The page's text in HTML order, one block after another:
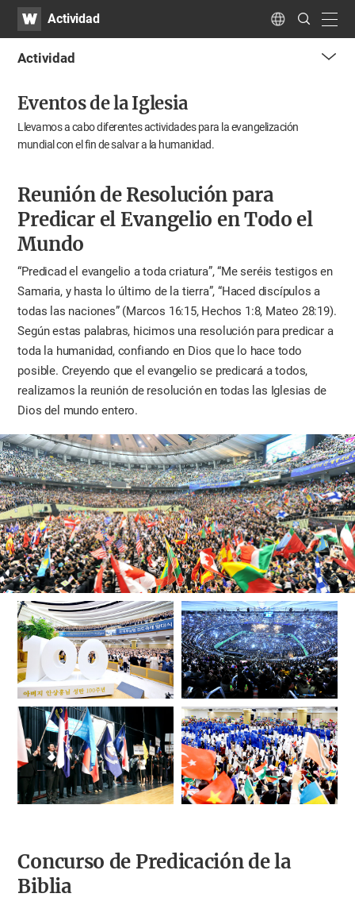
WATVActividad Language
Search
Submit
Actividad
Eventos de la Iglesia
Llevamos a cabo diferentes actividades para la evangelización
mundial con el fin de salvar a la humanidad.
Reunión de Resolución para
Predicar el Evangelio en Todo el
Mundo
“Predicad el evangelio a toda criatura”, “Me seréis testigos en
Samaria, y hasta lo último de la tierra”, “Haced discípulos a
todas las naciones” (Marcos 16:15, Hechos 1:8, Mateo 28:19).
Según estas palabras, hicimos una resolución para predicar a
toda la humanidad, confiando en Dios que lo hace todo
posible. Creyendo que el evangelio se predicará a todos,
realizamos la reunión de resolución en todas las Iglesias de
Dios del mundo entero.
Concurso de Predicación dela
Biblia